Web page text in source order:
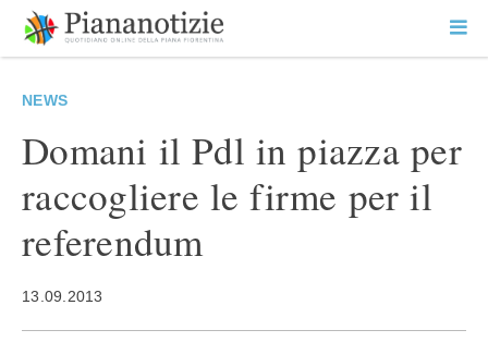
contenuto
SEARCH
NEWS
Domani il Pdl in piazza per
raccogliere le firme per il
referendum
13.09.2013